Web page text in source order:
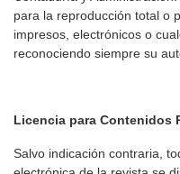
para la reproducción total o
impresos, electrónicos o
reconociendo siempre su
Licencia para Contenidos
Salvo indicación contraria,